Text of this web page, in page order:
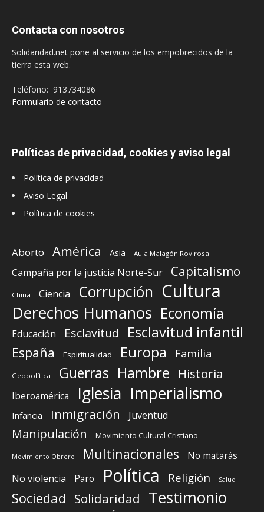
Contacta con nosotros
Solidaridad.net pone al servicio de los empobrecidos de la
tierra esta web.
Teléfono: 913734086
Formulario de contacto
Políticas de privacidad, cookies y aviso legal
Política de privacidad
Aviso Legal
Política de cookies
Aborto América Asia Aula Malagón Rovirosa
Campaña por la justicia Norte-Sur Capitalismo
China Ciencia Corrupción Cultura
Derechos Humanos Economía
Educación Esclavitud Esclavitud infantil
España Espiritualidad Europa Familia
Geopolítica Guerras Hambre Historia
Iberoamérica Iglesia Imperialismo
Infancia Inmigración Juventud
Manipulación Movimiento Cultural Cristiano
Movimiento Obrero Multinacionales
No matarás
No violencia
Paro Política Religión Salud
Sociedad Solidaridad Testimonio